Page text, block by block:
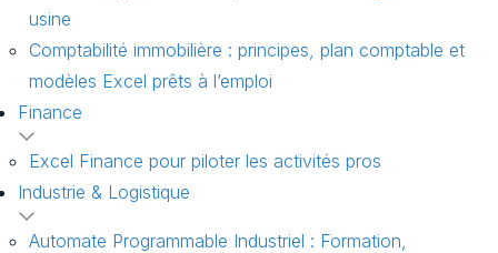
usine
Comptabilité immobilière : principes, plan comptable et
modèles Excel prêts à l’emploi
Finance
Excel Finance pour piloter les activités pros
Industrie & Logistique
Automate Programmable Industriel : Formation,